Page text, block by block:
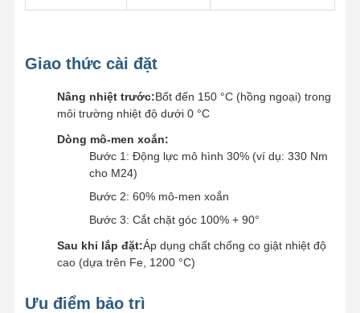
Giao thức cài đặt
Nâng nhiệt trước:Bốt đến 150 °C (hồng ngoại) trong
môi trường nhiệt độ dưới 0 °C
Dòng mô-men xoắn:
Bước 1: Động lực mô hình 30% (ví dụ: 330 Nm
cho M24)
Bước 2: 60% mô-men xoắn
Bước 3: Cắt chặt góc 100% + 90°
Sau khi lắp đặt:Áp dụng chất chống co giật nhiệt độ
cao (dựa trên Fe, 1200 °C)
Ưu điểm bảo trì